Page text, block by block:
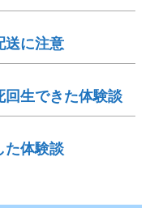
送に注意
回生できた体験談
た体験談